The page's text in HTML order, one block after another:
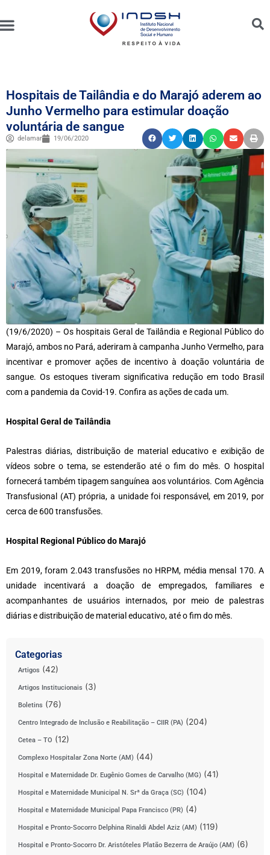
Hospitais de Tailândia e do Marajó aderem ao
Junho Vermelho para estimular doação
voluntária de sangue
delamar 19/06/2020
(19/6/2020) – Os hospitais Geral de Tailândia e Regional Público do
Marajó, ambos no Pará, aderiram à campanha Junho Vermelho, para
incentivar e promover ações de incentivo à doação voluntária de
sangue. Os estoques tiveram significativa redução em todo Brasil
com a pandemia da Covid-19. Confira as ações de cada um.
Hospital Geral de Tailândia
Palestras diárias, distribuição de material educativo e exibição de
vídeos sobre o tema, se estenderão até o fim do mês. O hospital
fornecerá também tipagem sanguínea aos voluntários. Com Agência
Transfusional (AT) própria, a unidade foi responsável, em 2019, por
cerca de 600 transfusões.
Hospital Regional Público do Marajó
Em 2019, foram 2.043 transfusões no HRPM, média mensal 170. A
unidade incentivará a doação de empregados, familiares e
acompanhantes de usuários internados, por meio de palestras
diárias e distribuição de material educativo, até o fim do mês.
Categorias
Artigos (42)
Artigos Institucionais (3)
Boletins (76)
Centro Integrado de Inclusão e Reabilitação – CIIR (PA) (204)
Cetea – TO (12)
Complexo Hospitalar Zona Norte (AM) (44)
Hospital e Maternidade Dr. Eugênio Gomes de Carvalho (MG) (41)
Hospital e Maternidade Municipal N. Srª da Graça (SC) (104)
Hospital e Maternidade Municipal Papa Francisco (PR) (4)
Hospital e Pronto-Socorro Delphina Rinaldi Abdel Aziz (AM) (119)
Hospital e Pronto-Socorro Dr. Aristóteles Platão Bezerra de Araújo (AM) (6)